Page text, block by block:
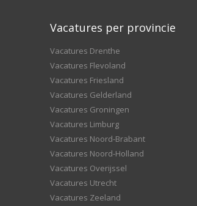
Vacatures per provincie
Vacatures Drenthe
Vacatures Flevoland
Vacatures Friesland
Vacatures Gelderland
Vacatures Groningen
Vacatures Limburg
Vacatures Noord-Brabant
Vacatures Noord-Holland
Vacatures Overijssel
Vacatures Utrecht
Vacatures Zeeland